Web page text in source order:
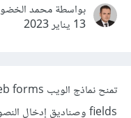
بواسطة محمد
13 يناير 2023